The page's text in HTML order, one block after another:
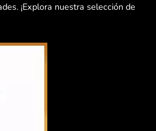
¡Explora nuestra selección de